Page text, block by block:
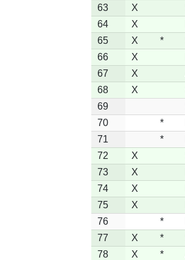
63
X
64
X
65
X *
66
X
67
X
68
X
69
70
*
71
*
72
X
73
X
74
X
75
X
76
*
77
X *
78
X *